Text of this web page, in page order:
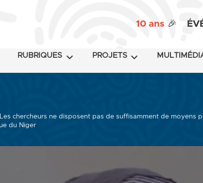
10 ans 🎉
RUBRIQUES PROJETS
chercheurs ne disposent pas de suffisamment de moyens
du Niger